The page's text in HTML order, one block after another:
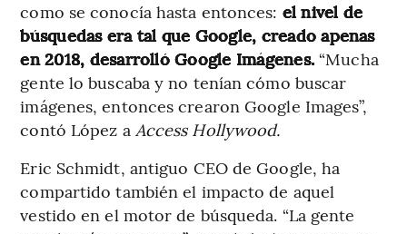
como se conocía hasta entonces: el nivel de
búsquedas era tal que Google, creado apenas
en 2018, desarrolló Google Imágenes. “Mucha
gente lo buscaba y no tenían cómo buscar
imágenes, entonces crearon Google Images”,
contó López a Access Hollywood.
Eric Schmidt, antiguo CEO de Google, ha
compartido también el impacto de aquel
vestido en el motor de búsqueda. “La gente